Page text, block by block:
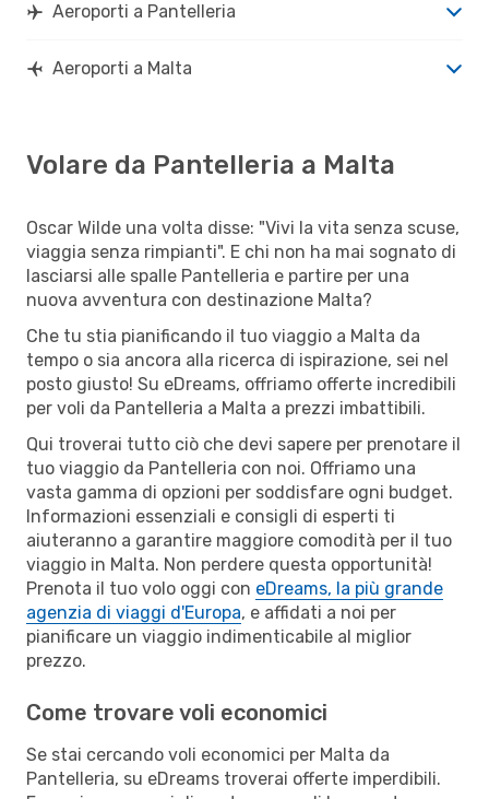
Aeroporti a Pantelleria
Aeroporti a Malta
Volare da Pantelleria a Malta
Oscar Wilde una volta disse: "Vivi la vita senza scuse,
viaggia senza rimpianti". E chi non ha mai sognato di
lasciarsi alle spalle Pantelleria e partire per una
nuova avventura con destinazione Malta?
Che tu stia pianificando il tuo viaggio a Malta da
tempo o sia ancora alla ricerca di ispirazione, sei nel
posto giusto! Su eDreams, offriamo offerte incredibili
per voli da Pantelleria a Malta a prezzi imbattibili.
Qui troverai tutto ciò che devi sapere per prenotare il
tuo viaggio da Pantelleria con noi. Offriamo una
vasta gamma di opzioni per soddisfare ogni budget.
Informazioni essenziali e consigli di esperti ti
aiuteranno a garantire maggiore comodità per il tuo
viaggio in Malta. Non perdere questa opportunità!
Prenota il tuo volo oggi con eDreams, la più grande
agenzia di viaggi d'Europa, e affidati a noi per
pianificare un viaggio indimenticabile al miglior
prezzo.
Come trovare voli economici
Se stai cercando voli economici per Malta da
Pantelleria, su eDreams troverai offerte imperdibili.